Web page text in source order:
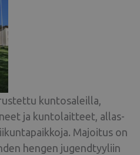
kuntosaleilla,
ja kuntolaitteet, allas-
Majoitus on
hengen jugendtyyliin